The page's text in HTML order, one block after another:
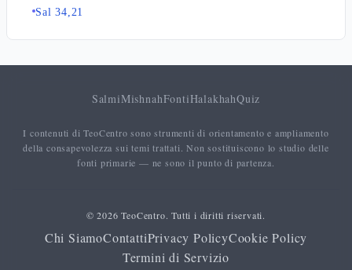
Sal 34,21
SalmiMishnahFontiHalakhahQuiz
I contenuti di TeoCentro sono strumenti di orientamento e ampliamento
della consapevolezza sui temi trattati. Non sostituiscono lo studio delle
fonti primarie — ne sono il punto di partenza.
© 2026 TeoCentro. Tutti i diritti riservati.
Chi SiamoContattiPrivacy PolicyCookie Policy
Termini di Servizio